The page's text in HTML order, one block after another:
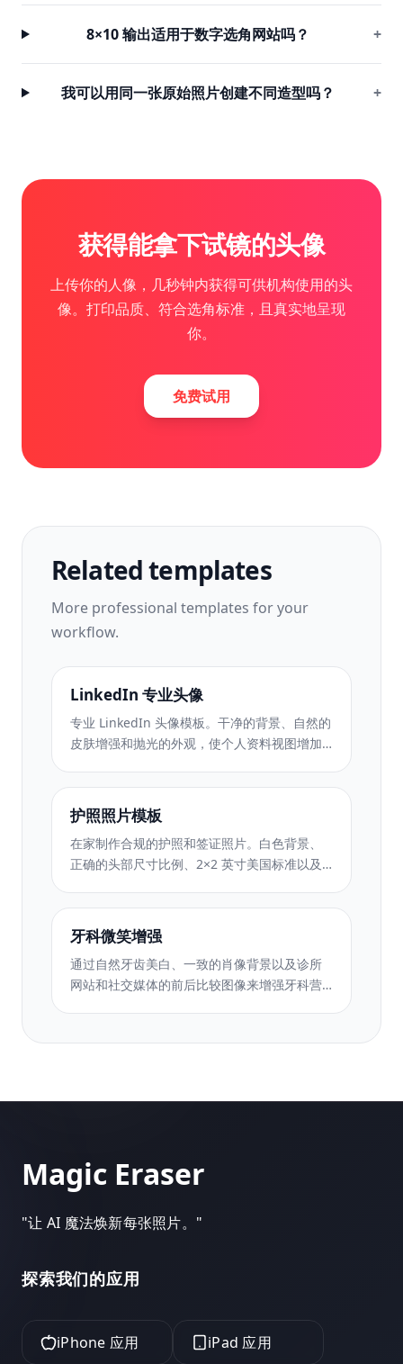
8×10 输出适用于数字选角网站吗？ +
我可以用同一张原始照片创建不同造型吗？ +
获得能拿下试镜的头像
上传你的人像，几秒钟内获得可供机构使用的头
像。打印品质、符合选角标准，且真实地呈现
你。
免费试用
Related templates
More professional templates for your
workflow.
LinkedIn 专业头像
专业 LinkedIn 头像模板。干净的背景、自然的
皮肤增强和抛光的外观，使个人资料视图增加
护照照片模板
在家制作合规的护照和签证照片。白色背景、
正确的头部尺寸比例、2×2 英寸美国标准以及
牙科微笑增强
通过自然牙齿美白、一致的肖像背景以及诊所
网站和社交媒体的前后比较图像来增强牙科营
Magic Eraser
"让 AI 魔法焕新每张照片。 "
探索我们的应用
iPhone 应用 iPad 应用